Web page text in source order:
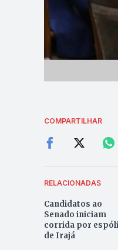
COMPARTILHAR
RELACIONADAS
Candidatos ao
Senado iniciam
corrida por
de Irajá